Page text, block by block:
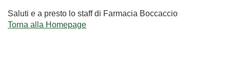
Saluti e a presto lo staff di Farmacia Boccaccio
Torna alla Homepage